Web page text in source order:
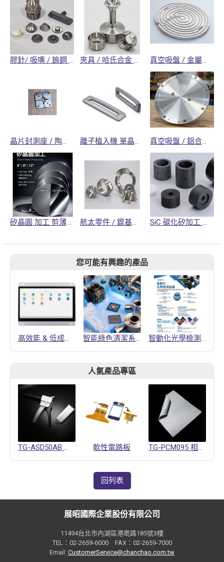
膠針/ 吸嘴 / 鎢鋼 / 不鏽鋼 / 陶瓷 加工 / 封裝設備零件 夾具 / 哈氏合金 加工 / 半導體設備零件 真空吸盤 / 金屬陶瓷 加工 / 半導體設備零件
晶片封測座 / 陶瓷加工(黑色氧化鋯) / 封測設備零件 離子植入機 單晶矽 零組件 加工 / 半導體設備零件 真空吸盤 / 鋁合金 / 拋光加工 / 半導體設備零件
矽晶圓 加工 剪薄/研磨/拋光 / 半導體 航太零件 / 鎳基合金 / 五軸加工 SiC 碳化矽加工 光學零件 / 半導體零件
您可能有興趣的產品
高效能 & 低成本HMI解決方案==>觸控平板電腦 NSD3300 (支援雙顯介面, 2nd LAN port with POE & 電池充電功能) 智能綠色清潔系統 智動化光學檢測設備-Apacer 宇瞻科技
人氣產品專區
TG-ASD50AB 導熱凝膠 軟性電路板 TG-PCM095 相變化材料
回列表
展昭國際企業股份有限公司
11494台北市內湖區港墘路185號3樓
TEL：02-2659-6000 FAX：02-2659-7000
Email: CustomerService@chanchao.com.tw